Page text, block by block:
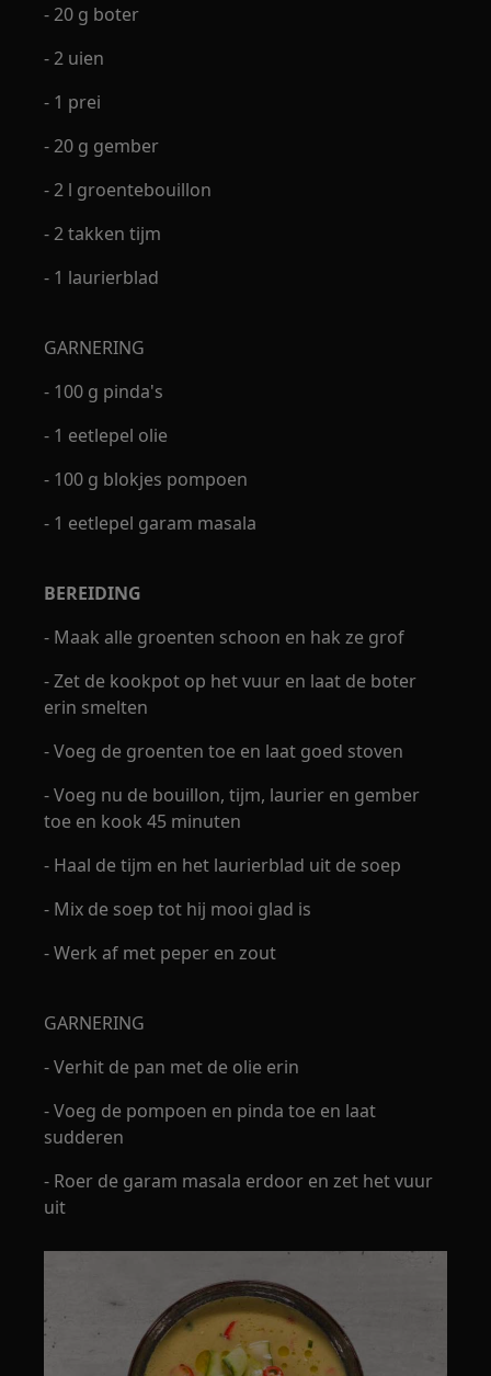
- 20 g boter
- 2 uien
- 1 prei
- 20 g gember
- 2 l groentebouillon
- 2 takken tijm
- 1 laurierblad
GARNERING
- 100 g pinda's
- 1 eetlepel olie
- 100 g blokjes pompoen
- 1 eetlepel garam masala
BEREIDING
- Maak alle groenten schoon en hak ze grof
- Zet de kookpot op het vuur en laat de boter
erin smelten
- Voeg de groenten toe en laat goed stoven
- Voeg nu de bouillon, tijm, laurier en gember
toe en kook 45 minuten
- Haal de tijm en het laurierblad uit de soep
- Mix de soep tot hij mooi glad is
- Werk af met peper en zout
GARNERING
- Verhit de pan met de olie erin
- Voeg de pompoen en pinda toe en laat
sudderen
- Roer de garam masala erdoor en zet het vuur
uit